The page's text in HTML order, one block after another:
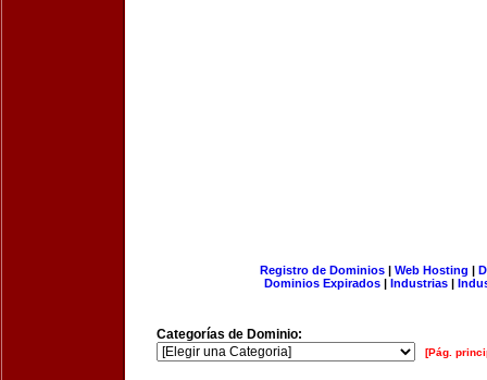
Registro de Dominios| Web Hosting |
Dominios Expirados | Industrias |
Categorías de Dominio:
[Pág.